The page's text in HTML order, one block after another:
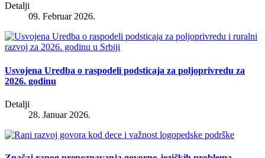
Detalji
09. Februar 2026.
Usvojena Uredba o raspodeli podsticaja za poljoprivredu za
2026. godinu
Detalji
28. Januar 2026.